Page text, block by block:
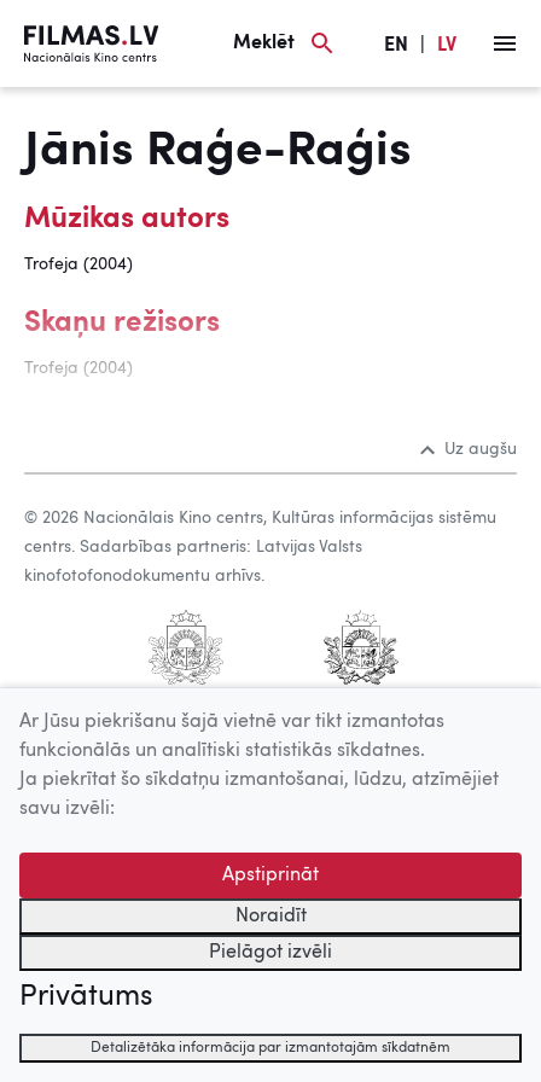
Meklēt EN LV
Jānis Raģe-Raģis
Mūzikas autors
Trofeja (2004)
Skaņu režisors
Trofeja (2004)
Uz augšu
© 2026 Nacionālais Kino centrs, Kultūras informācijas sistēmu
centrs. Sadarbības partneris: Latvijas Valsts
kinofotofonodokumentu arhīvs.
Ar Jūsu piekrišanu šajā vietnē var tikt izmantotas
funkcionālās un analītiski statistikās sīkdatnes.
Ja piekrītat šo sīkdatņu izmantošanai, lūdzu, atzīmējiet
savu izvēli:
Apstiprināt
Noraidīt
Pielāgot izvēli
Privātums
Detalizētāka informācija par izmantotajām sīkdatnēm